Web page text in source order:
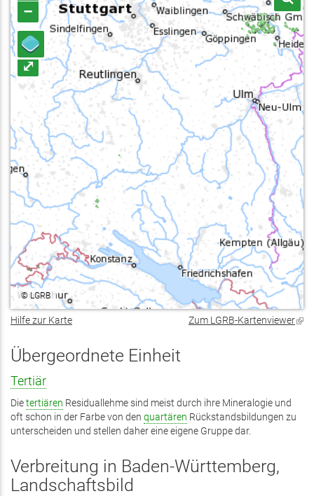
–
⤢
© LGRB
Hilfe zur Karte Zum LGRB-Kartenviewer
Übergeordnete Einheit
Tertiär
Dietertiären Residuallehme sind meist durch ihre Mineralogie und
oft schon in der Farbe von den quartären Rückstandsbildungen zu
unterscheiden und stellen daher eine eigene Gruppe dar.
Verbreitung in Baden-Württemberg,
Landschaftsbild